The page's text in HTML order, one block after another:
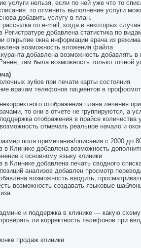
услуги нельзя, если по ней уже что то
то отменить выполнение услуги
добавить услугу в план.
рассылка по e-mail, когда в некоторых
добавлена статистика по
открытие окна информации врача из
возможность вложения файла
добавлена возможность добавлять
там была возможность только точной
зубов при печати карты состояния
врачам телефонов пациентов в
отображения плана лечения
то они в отчете не группируются, а
отображения в прайсе количества
отмечать реальное начало и
поля примечания/описания с 2000 до
в Клинике добавлена возможность
к основному языку клиники
в Клинике добавлена печать сводного
анализов добавлен просмотр
возможность вводить,
возможность создавать языковые
и поддержка в клинике — какую
ли корректность телефонов при
продаж клиники